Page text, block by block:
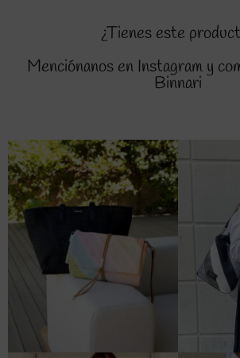
¿Tienes este
Menciónanos en Instagram y
Binnari